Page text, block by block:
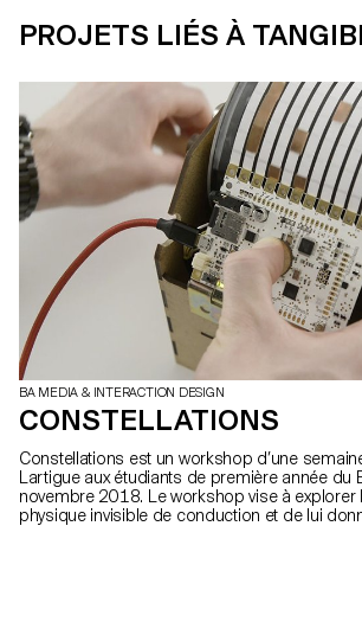
PROJETS LIÉS À
BA MEDIA & INTERACTION DESIGN
CONSTELLATIONS
Constellations est un workshop d’une
Lartigue aux étudiants de première année du
novembre 2018. Le workshop vise à explorer le processus
physique invisible de conduction et de lui